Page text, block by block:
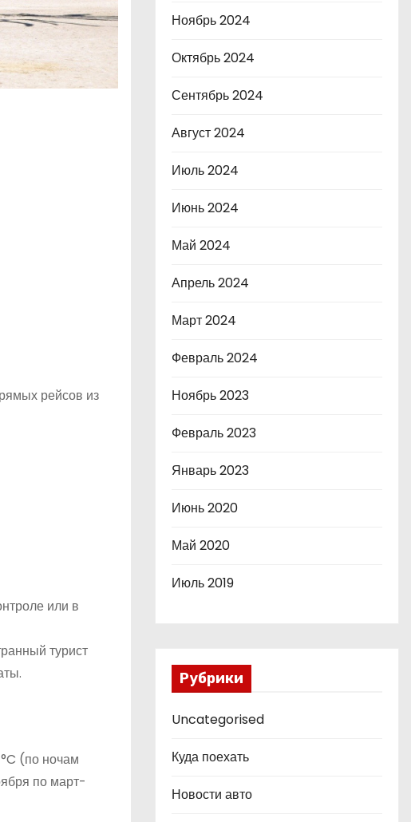
рейсов из
или в
турист
(по ночам
по март-
Ноябрь 2024
Октябрь 2024
Сентябрь 2024
Август 2024
Июль 2024
Июнь 2024
Май 2024
Апрель 2024
Март 2024
Февраль 2024
Ноябрь 2023
Февраль 2023
Январь 2023
Июнь 2020
Май 2020
Июль 2019
Рубрики
Uncategorised
Куда поехать
Новости авто